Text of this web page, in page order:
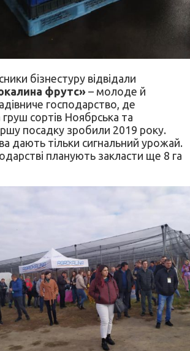
бізнестуру відвідали
фрутс»– молоде й
господарство, де
сортів Ноябрська та
посадку зробили 2019 року.
дають тільки сигнальний урожай.
планують закласти ще 8 га